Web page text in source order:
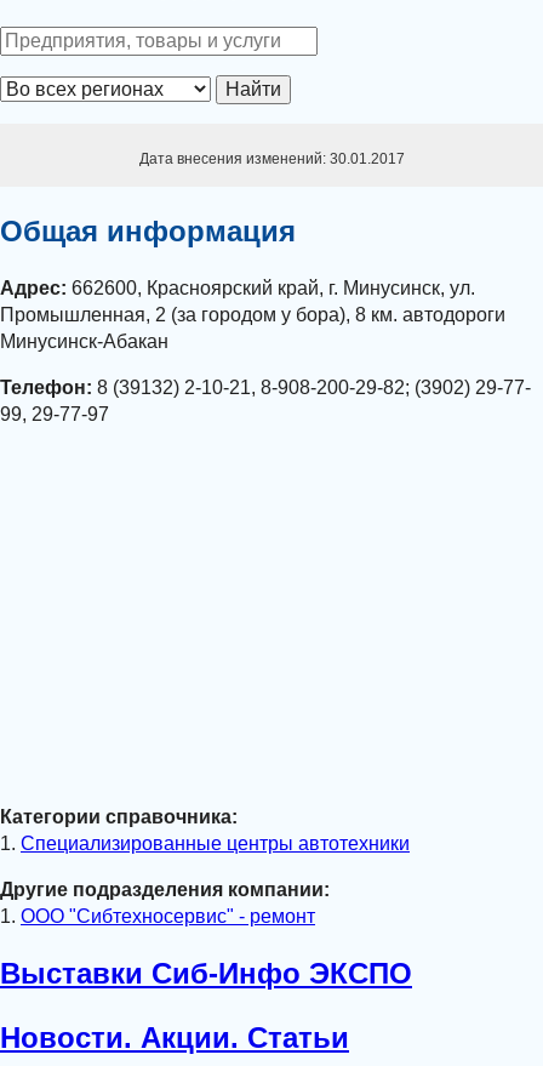
Найти
Дата внесения изменений: 30.01.2017
Общая информация
Адрес: 662600, Красноярский край, г. Минусинск, ул.
Промышленная, 2 (за городом у бора), 8 км. автодороги
Минусинск-Абакан
Телефон: 8 (39132) 2-10-21, 8-908-200-29-82; (3902) 29-77-
99, 29-77-97
Категории справочника:
1. Специализированные центры автотехники
Другие подразделения компании:
1. ООО "Сибтехносервис" - ремонт
Выставки Сиб-Инфо ЭКСПО
Новости. Акции. Статьи